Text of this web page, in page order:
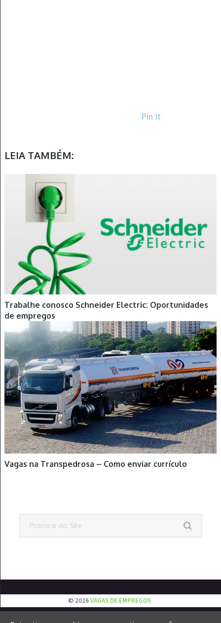
Pin It
LEIA TAMBÉM:
Trabalhe conosco Schneider Electric: Oportunidades
de empregos
Vagas na Transpedrosa – Como enviar currículo
© 2026VAGAS DE EMPREGOS